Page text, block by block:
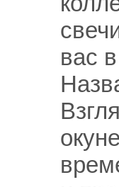
вас